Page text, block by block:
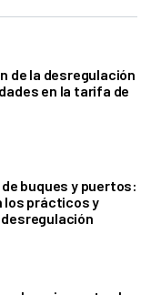
de la desregulación
en la tarifa de
buques y puertos:
los prácticos y